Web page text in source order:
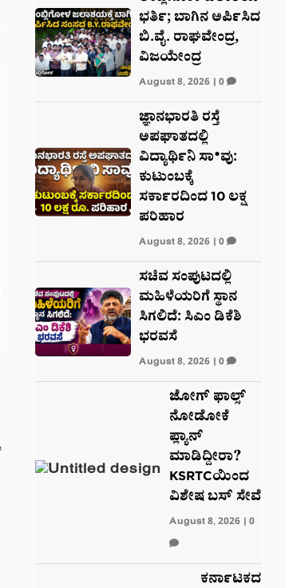
ಭರ್ತಿ; ಬಾಗಿನ ಅರ್ಪಿಸಿದ
ಬಿ.ವೈ. ರಾಘವೇಂದ್ರ,
ವಿಜಯೇಂದ್ರ
August 8, 2026| 0
ಜ್ಞಾನಭಾರತಿ ರಸ್ತೆ
ಅಪಘಾತದಲ್ಲಿ
ವಿದ್ಯಾರ್ಥಿನಿ ಸಾ*ವು:
ಕುಟುಂಬಕ್ಕೆ
ಸರ್ಕಾರದಿಂದ 10 ಲಕ್ಷ
ಪರಿಹಾರ
August 8, 2026| 0
ಸಚಿವ ಸಂಪುಟದಲ್ಲಿ
ಮಹಿಳೆಯರಿಗೆ ಸ್ಥಾನ
ಸಿಗಲಿದೆ: ಸಿಎಂ ಡಿಕೆಶಿ
ಭರವಸೆ
August 8, 2026| 0
ಜೋಗ್ ಫಾಲ್ಸ್
ನೋಡೋಕೆ
ಪ್ಲ್ಯಾನ್
ಮಾಡಿದ್ದೀರಾ?
KSRTCಯಿಂದ
ವಿಶೇಷ ಬಸ್ ಸೇವೆ
August 8, 2026| 0
ಕರ್ನಾಟಕದ